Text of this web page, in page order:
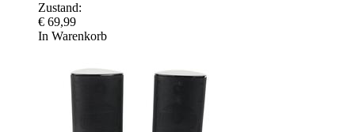
Zustand:
€ 69,99
In Warenkorb